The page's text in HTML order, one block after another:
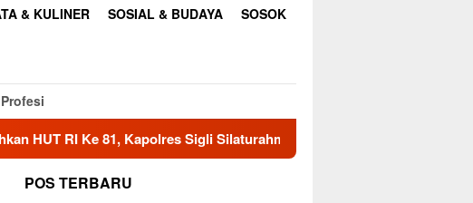
& KULINER SOSIAL & BUDAYA SOSOK
Sigli Silaturahmi Dengan Ketua HUDA Pidie
POS TERBARU